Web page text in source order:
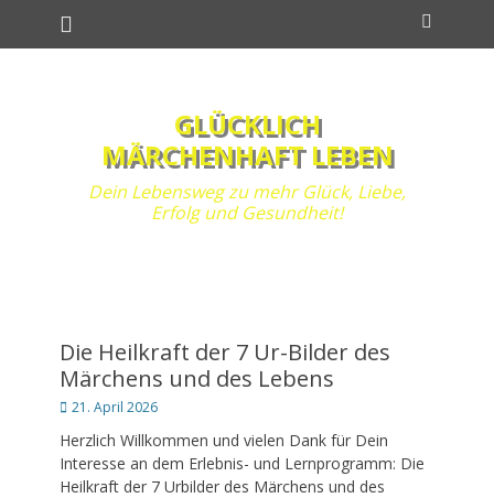
Inhalt
Primäres Menü
GLÜCKLICH
MÄRCHENHAFT LEBEN
Dein Lebensweg zu mehr Glück, Liebe,
Erfolg und Gesundheit!
Die Heilkraft der 7 Ur-Bilder des
Märchens und des Lebens
Posted
21. April 2026
Herzlich Willkommen und vielen Dank für Dein
Interesse an dem Erlebnis- und Lernprogramm: Die
Heilkraft der 7 Urbilder des Märchens und des